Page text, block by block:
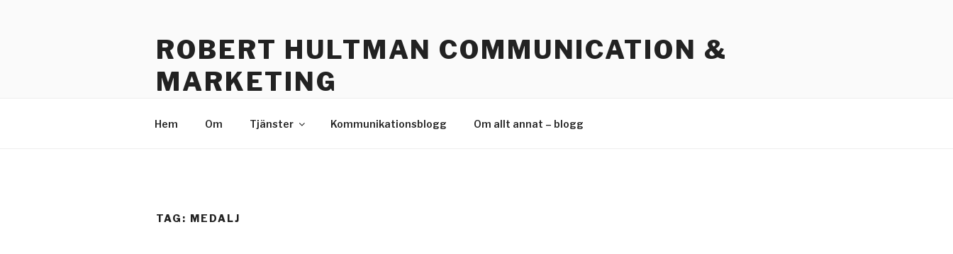
ROBERT HULTMAN COMMUNICATION &
MARKETING
Hem Om Tjänster Kommunikationsblogg Om allt annat – blogg
TAG: MEDALJ